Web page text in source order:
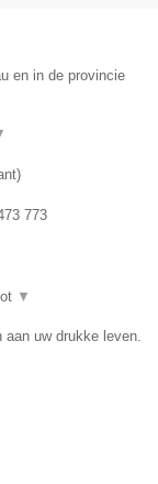
en in de provincie
)
773
▼
uw drukke leven.